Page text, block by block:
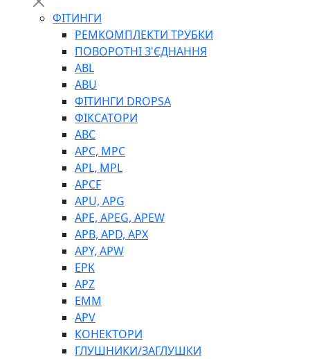
ФІТИНГИ
РЕМКОМПЛЕКТИ ТРУБКИ
ПОВОРОТНІ З'ЄДНАННЯ
ABL
ABU
ФІТИНГИ DROPSA
ФІКСАТОРИ
ABC
APC, MPC
APL, MPL
APCF
APU, APG
APE, APEG, APEW
APB, APD, APX
APY, APW
EPK
APZ
EMM
APV
КОНЕКТОРИ
ГЛУШНИКИ/ЗАГЛУШКИ